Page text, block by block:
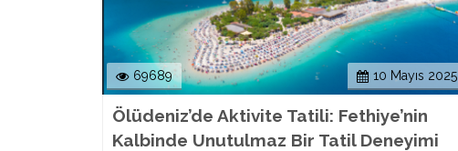
10 Mayıs 2025
69689
Ölüdeniz’de Aktivite Tatili: Fethiye’nin
Kalbinde Unutulmaz Bir Tatil Deneyimi